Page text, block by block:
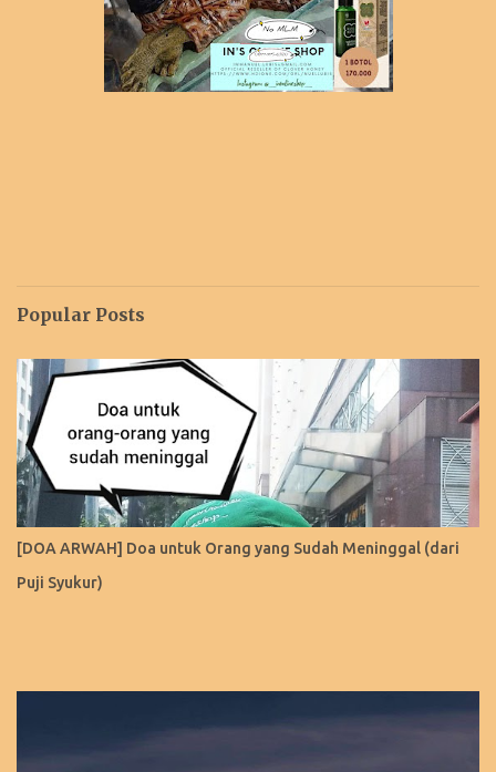
Popular Posts
[DOA ARWAH] Doa untuk Orang yang Sudah Meninggal (dari
Puji Syukur)